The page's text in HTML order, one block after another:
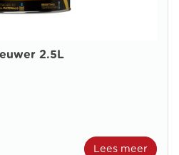
2.5L
Lees meer